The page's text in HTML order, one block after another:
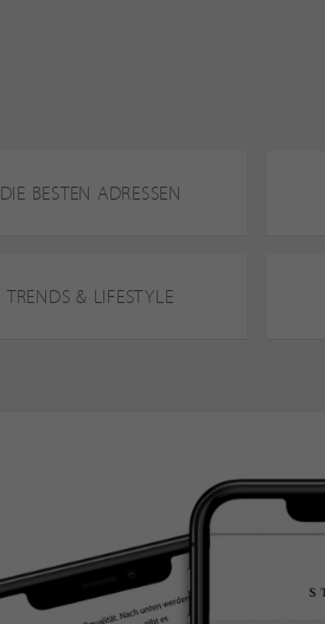
DIE BESTEN ADRESSEN
TRENDS & LIFESTYLE